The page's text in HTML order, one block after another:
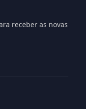
receber as novas